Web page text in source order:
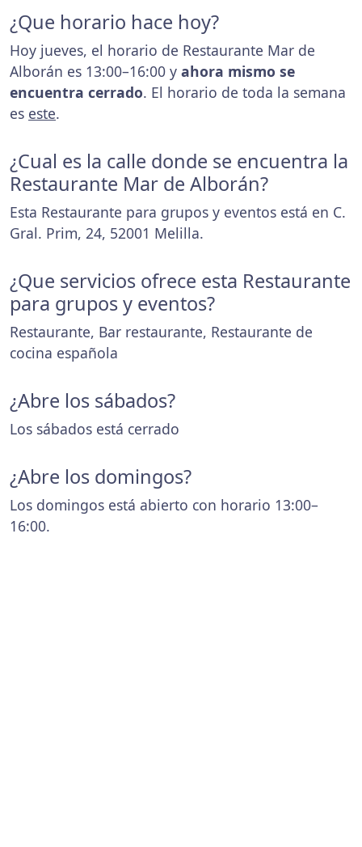
¿Que horario hace hoy?
Hoy jueves, el horario de Restaurante Mar de
Alborán es 13:00–16:00 y ahora mismo se
encuentra cerrado. El horario de toda la semana
es este.
¿Cual es la calle donde se encuentra la
Restaurante Mar de Alborán?
Esta Restaurante para grupos y eventos está en C.
Gral. Prim, 24, 52001 Melilla.
¿Que servicios ofrece esta Restaurante
para grupos y eventos?
Restaurante, Bar restaurante, Restaurante de
cocina española
¿Abre los sábados?
Los sábados está cerrado
¿Abre los domingos?
Los domingos está abierto con horario 13:00–
16:00.